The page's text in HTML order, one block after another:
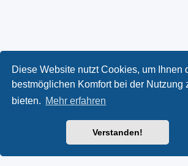
Diese Website nutzt Cookies, um Ihnen
bestmöglichen Komfort bei der Nutzung
bieten. Mehr erfahren
Verstanden!